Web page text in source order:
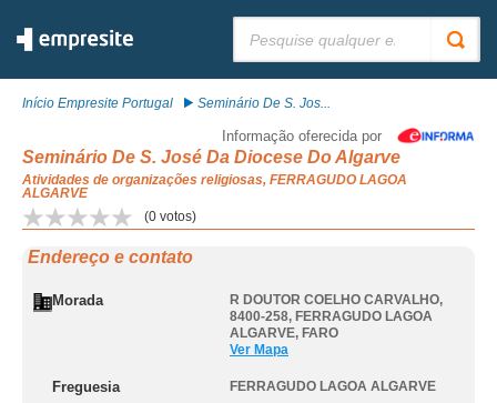
Início Empresite Portugal Seminário De S. Jos...
Informação oferecida por
Seminário De S. José Da Diocese Do Algarve
Atividades de organizações religiosas, FERRAGUDO LAGOA
ALGARVE
(0 votos)
Endereço e contato
Morada
R DOUTOR COELHO CARVALHO,
8400-258, FERRAGUDO LAGOA
ALGARVE, FARO
Ver Mapa
Freguesia FERRAGUDO LAGOA ALGARVE